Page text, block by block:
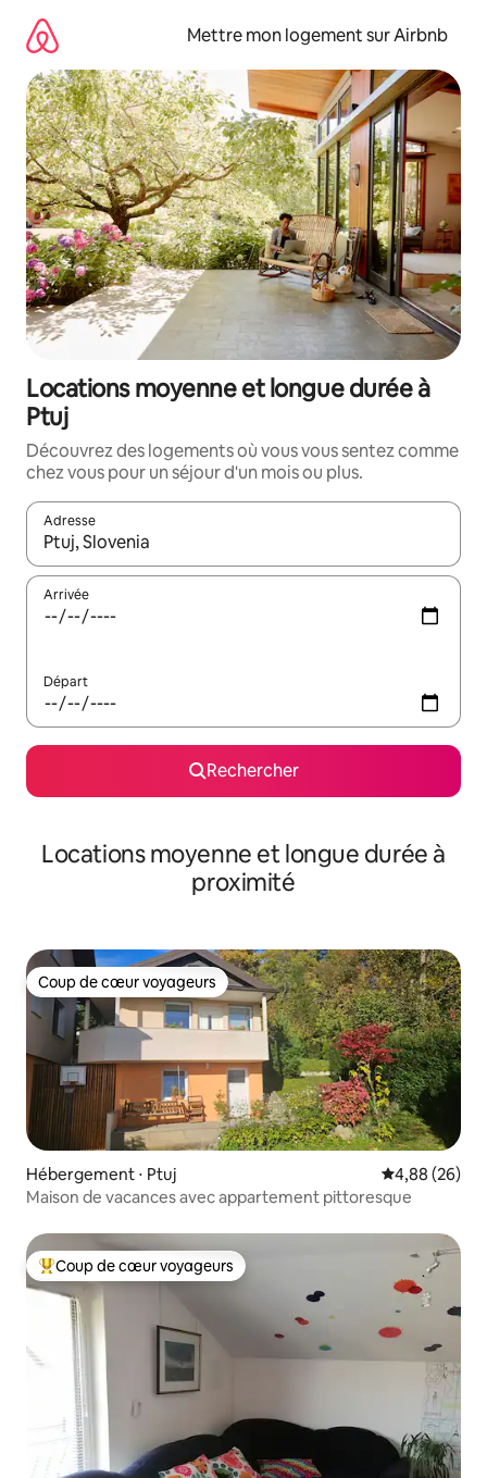
directement
contenu
Mettre mon logement sur Airbnb
Locations moyenne et longue durée à
Ptuj
Découvrez des logements où vous vous sentez comme
chez vous pour un séjour d'un mois ou plus.
Adresse
Lorsque les résultats s'affichent, utilisez les flèches vers le
Arrivée
Départ
Rechercher
Locations moyenne et longue durée à
proximité
Coup de cœur voyageurs
Coup de cœur voyageurs
Hébergement ⋅ Ptuj Évaluation
4,88 (26)
Maison de vacances avec appartement pittoresque
Coups de cœur voyageurs les plus appréciés
Coup de cœur voyageurs